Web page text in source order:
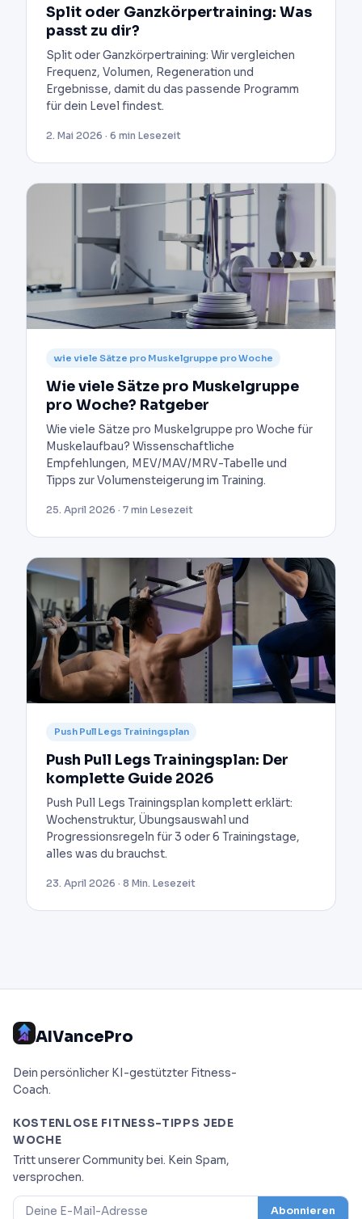
Split oder Ganzkörpertraining: Was
passt zu dir?
Split oder Ganzkörpertraining: Wir vergleichen
Frequenz, Volumen, Regeneration und
Ergebnisse, damit du das passende Programm
für dein Level findest.
2. Mai 2026 · 6 min Lesezeit
wie viele Sätze pro Muskelgruppe pro Woche
Wie viele Sätze pro Muskelgruppe
pro Woche? Ratgeber
Wie viele Sätze pro Muskelgruppe pro Woche für
Muskelaufbau? Wissenschaftliche
Empfehlungen, MEV/MAV/MRV-Tabelle und
Tipps zur Volumensteigerung im Training.
25. April 2026 · 7 min Lesezeit
Push Pull Legs Trainingsplan
Push Pull Legs Trainingsplan: Der
komplette Guide 2026
Push Pull Legs Trainingsplan komplett erklärt:
Wochenstruktur, Übungsauswahl und
Progressionsregeln für 3 oder 6 Trainingstage,
alles was du brauchst.
23. April 2026 · 8 Min. Lesezeit
AIVancePro
Dein persönlicher KI-gestützter Fitness-
Coach.
KOSTENLOSE FITNESS-TIPPS JEDE
WOCHE
Tritt unserer Community bei. Kein Spam,
versprochen.
Abonnieren